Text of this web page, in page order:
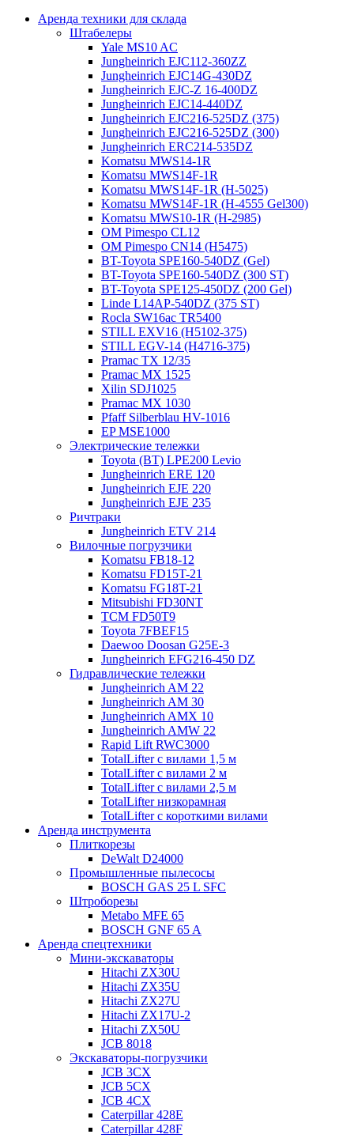
Аренда техники для склада
Штабелеры
Yale MS10 AC
Jungheinrich EJC112-360ZZ
Jungheinrich EJC14G-430DZ
Jungheinrich EJC-Z 16-400DZ
Jungheinrich EJC14-440DZ
Jungheinrich EJC216-525DZ (375)
Jungheinrich EJC216-525DZ (300)
Jungheinrich ERC214-535DZ
Komatsu MWS14-1R
Komatsu MWS14F-1R
Komatsu MWS14F-1R (H-5025)
Komatsu MWS14F-1R (H-4555 Gel300)
Komatsu MWS10-1R (Н-2985)
OM Pimespo CL12
OM Pimespo CN14 (Н5475)
BT-Toyota SPE160-540DZ (Gel)
BT-Toyota SPE160-540DZ (300 ST)
BT-Toyota SPE125-450DZ (200 Gel)
Linde L14AP-540DZ (375 ST)
Rocla SW16ac TR5400
STILL EXV16 (H5102-375)
STILL EGV-14 (H4716-375)
Pramac TX 12/35
Pramac MX 1525
Xilin SDJ1025
Pramac MX 1030
Pfaff Silberblau HV-1016
EP MSE1000
Электрические тележки
Toyota (BT) LPE200 Levio
Jungheinrich ERE 120
Jungheinrich EJE 220
Jungheinrich EJE 235
Ричтраки
Jungheinrich ETV 214
Вилочные погрузчики
Komatsu FB18-12
Komatsu FD15T-21
Komatsu FG18T-21
Mitsubishi FD30NT
TCM FD50T9
Toyota 7FBEF15
Daewoo Doosan G25E-3
Jungheinrich EFG216-450 DZ
Гидравлические тележки
Jungheinrich AM 22
Jungheinrich AM 30
Jungheinrich AMX 10
Jungheinrich AMW 22
Rapid Lift RWC3000
TotalLifter с вилами 1,5 м
TotalLifter с вилами 2 м
TotalLifter с вилами 2,5 м
TotalLifter низкорамная
TotalLifter с короткими вилами
Аренда инструмента
Плиткорезы
DeWalt D24000
Промышленные пылесосы
BOSCH GAS 25 L SFC
Штроборезы
Metabo MFE 65
BOSCH GNF 65 A
Аренда спецтехники
Мини-экскаваторы
Hitachi ZX30U
Hitachi ZX35U
Hitachi ZX27U
Hitachi ZX17U-2
Hitachi ZX50U
JCB 8018
Экскаваторы-погрузчики
JCB 3CX
JCB 5CX
JCB 4CX
Caterpillar 428E
Caterpillar 428F